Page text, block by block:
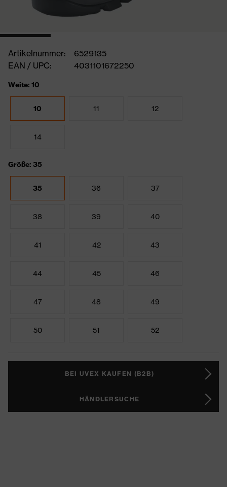
Artikelnummer:
6529135
EAN / UPC:
4031101672250
Weite: 10
10 11 12
14
Größe: 35
35 36 37
38 39 40
41 42 43
44 45 46
47 48 49
50 51 52
BEI UVEX KAUFEN (B2B)
HÄNDLERSUCHE